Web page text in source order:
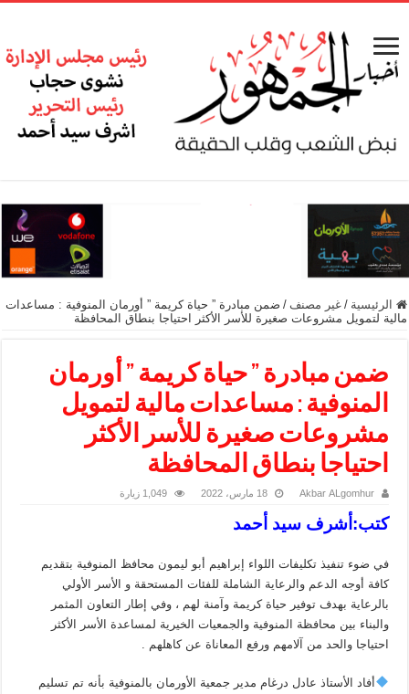
الرئيسية / غير مصنف / ضمن مبادرة ” حياة كريمة ” أورمان المنوفية : مساعدات
مالية لتمويل مشروعات صغيرة للأسر الأكثر احتياجا بنطاق المحافظة
ضمن مبادرة ” حياة كريمة ” أورمان
المنوفية : مساعدات مالية لتمويل
مشروعات صغيرة للأسر الأكثر
احتياجا بنطاق المحافظة
Akbar ALgomhur 18 مارس، 2022 1,049 زيارة
كتب:أشرف سيد أحمد
في ضوء تنفيذ تكليفات اللواء إبراهيم أبو ليمون محافظ المنوفية بتقديم
كافة أوجه الدعم والرعاية الشاملة للفئات المستحقة و الأسر الأولي
بالرعاية بهدف توفير حياة كريمة وآمنة لهم ، وفي إطار التعاون المثمر
والبناء بين محافظة المنوفية والجمعيات الخيرية لمساعدة الأسر الأكثر
احتياجا والحد من آلامهم ورفع المعاناة عن كاهلهم .
أفاد الأستاذ عادل درغام مدير جمعية الأورمان بالمنوفية بأنه تم تسليم